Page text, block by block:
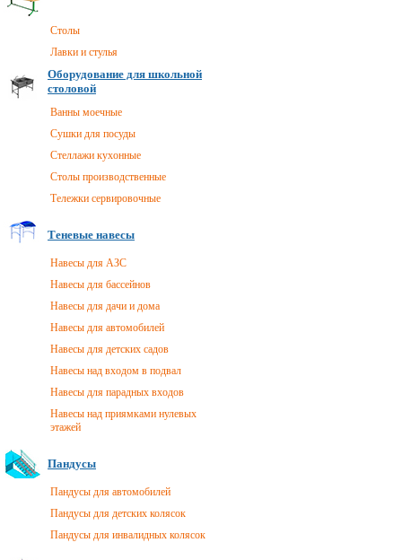
Столы
Лавки и стулья
Оборудование для школьной
столовой
Ванны моечные
Сушки для посуды
Стеллажи кухонные
Столы производственные
Тележки сервировочные
Теневые навесы
Навесы для АЗС
Навесы для бассейнов
Навесы для дачи и дома
Навесы для автомобилей
Навесы для детских садов
Навесы над входом в подвал
Навесы для парадных входов
Навесы над приямками нулевых
этажей
Пандусы
Пандусы для автомобилей
Пандусы для детских колясок
Пандусы для инвалидных колясок